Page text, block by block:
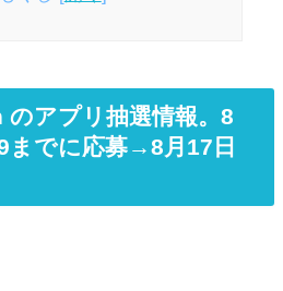
アプリ抽選情報。8
までに応募→8月17日